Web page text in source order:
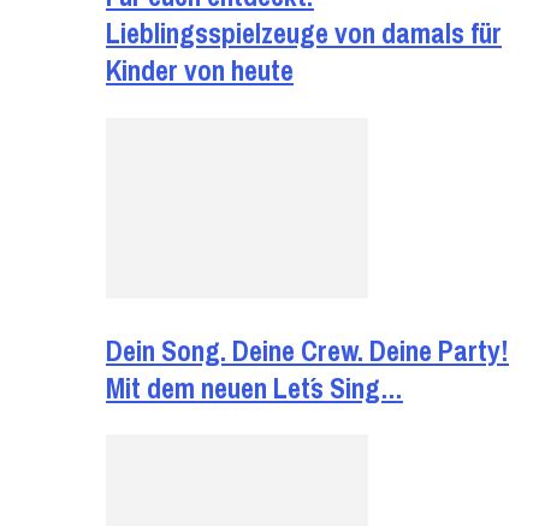
Lieblingsspielzeuge von damals für
Kinder von heute
Dein Song. Deine Crew. Deine Party!
Mit dem neuen Let´s Sing…